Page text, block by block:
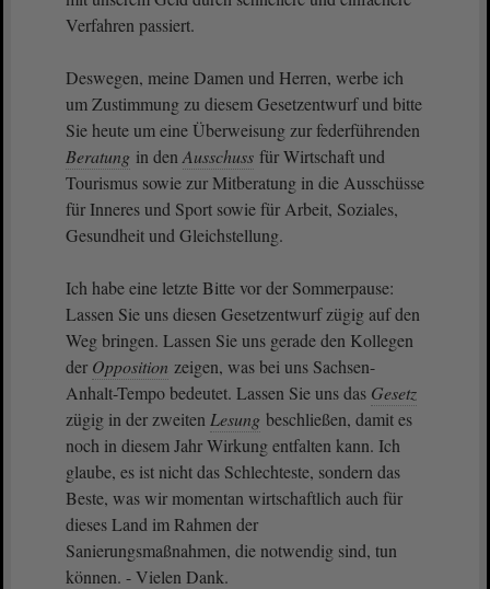
Verfahren passiert.
Deswegen, meine Damen und Herren, werbe ich
um Zustimmung zu diesem Gesetzentwurf und bitte
Sie heute um eine Überweisung zur federführenden
Beratung in den Ausschuss für Wirtschaft und
Tourismus sowie zur Mitberatung in die Ausschüsse
für Inneres und Sport sowie für Arbeit, Soziales,
Gesundheit und Gleichstellung.
Ich habe eine letzte Bitte vor der Sommerpause:
Lassen Sie uns diesen Gesetzentwurf zügig auf den
Weg bringen. Lassen Sie uns gerade den Kollegen
der Opposition zeigen, was bei uns Sachsen-
Anhalt-Tempo bedeutet. Lassen Sie uns das Gesetz
zügig in der zweiten Lesung beschließen, damit es
noch in diesem Jahr Wirkung entfalten kann. Ich
glaube, es ist nicht das Schlechteste, sondern das
Beste, was wir momentan wirtschaftlich auch für
dieses Land im Rahmen der
Sanierungsmaßnahmen, die notwendig sind, tun
können. - Vielen Dank.